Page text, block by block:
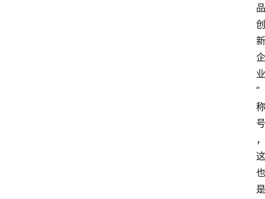
品
创
新
企
业
”
称
号
，
这
也
是